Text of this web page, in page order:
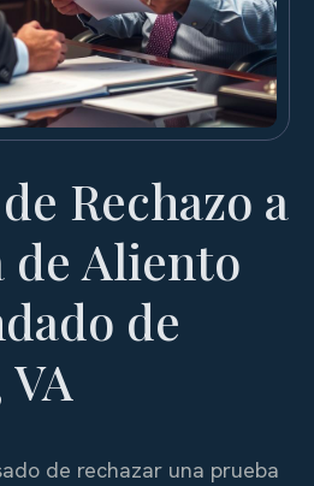
Rechazo a
de Aliento
de
de rechazar una prueba